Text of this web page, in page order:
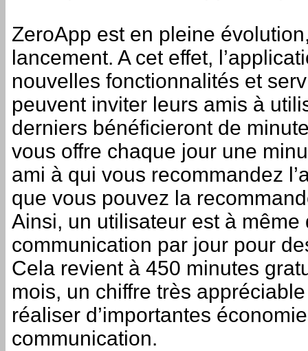
ZeroApp est en pleine
lancement. A cet effet,
nouvelles fonctionnalités et
peuvent inviter leurs amis à
derniers bénéficieront de
vous offre chaque jour une
ami à qui vous recommandez
que vous pouvez la
Ainsi, un utilisateur est à
communication par jour pour
Cela revient à 450 minutes
mois, un chiffre très
réaliser d’importantes
communication.